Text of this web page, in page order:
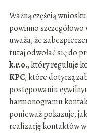
Ważną częścią
powinno
uważa, że
tutaj odwołać się do
k.r.o., który reguluje
KPC, które dotyczą
postępowaniu
harmonogramu
ponieważ pokazuje,
realizację kontaktów